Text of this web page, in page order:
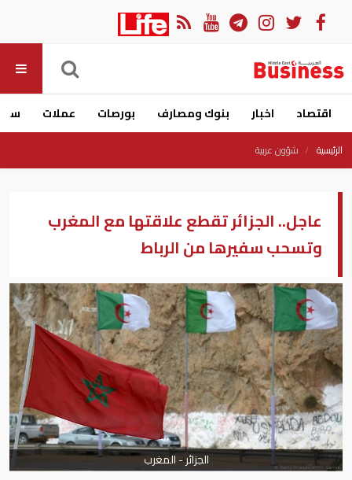
اقتصاد اخبار بنوك ومصارف بورصات عملات
الرئيسية شؤون عربية
عاجل.. الجزائر تقطع علاقتها مع المغرب
وتسحب سفيرها من الرباط
الجزائر - المغرب